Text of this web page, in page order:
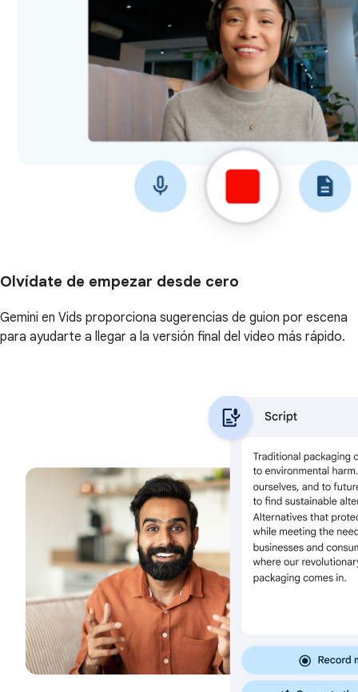
Olvídate de empezar desde cero
Gemini en Vids proporciona sugerencias de guion por escena
para ayudarte a llegar a la versión final del video más rápido.